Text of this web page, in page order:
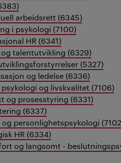
arbeidsrett (6345)
i psykologi (7100)
HR (6341)
og talentutvikling (6329)
(5327)
og ledelse (6336)
psykologi og livskvalitet (7106)
og prosesstyring (6331)
(6337)
og personlighetspsykologi
HR (6334)
og langsomt -